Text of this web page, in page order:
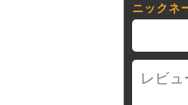
ニックネ